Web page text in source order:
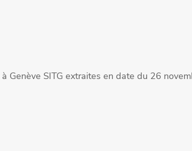
Genève SITG extraites en date du 26